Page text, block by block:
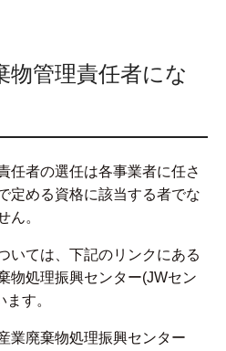
物管理責任者にな
任者の選任は各事業者に任さ
定める資格に該当する者でな
ん。
いては、下記のリンクにある
物処理振興センター(JWセン
す。
業廃棄物処理振興センター